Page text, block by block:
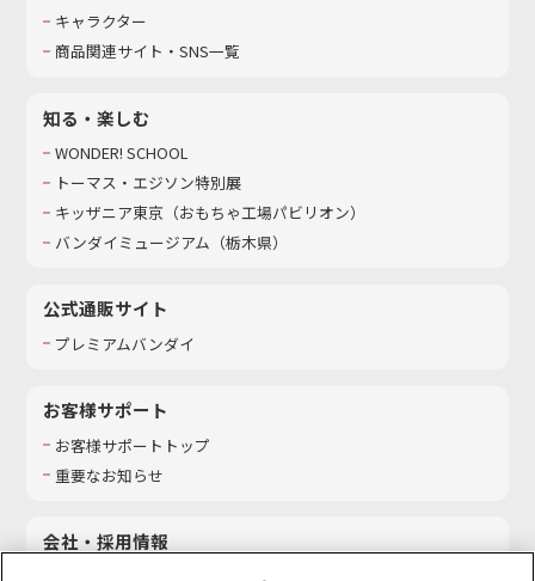
キャラクター
商品関連サイト・SNS一覧
知る・楽しむ
WONDER! SCHOOL
トーマス・エジソン特別展
キッザニア東京（おもちゃ工場パビリオン）​
バンダイミュージアム（栃木県）
公式通販サイト
プレミアムバンダイ
お客様サポート
お客様サポートトップ
重要なお知らせ
会社・採用情報